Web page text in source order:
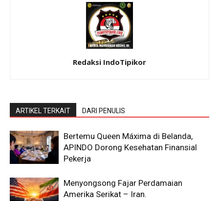
Redaksi IndoTipikor
ARTIKEL TERKAIT DARI PENULIS
Bertemu Queen Máxima di Belanda,
APINDO Dorong Kesehatan Finansial
Pekerja
Menyongsong Fajar Perdamaian
Amerika Serikat – Iran.